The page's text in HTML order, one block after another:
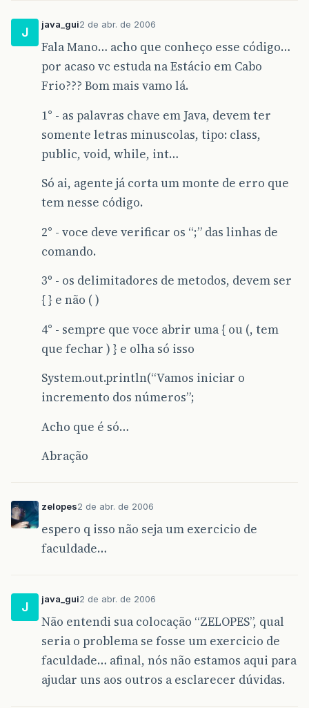
J
java_gui2 de abr. de 2006
Fala Mano… acho que conheço esse código…
por acaso vc estuda na Estácio em Cabo
Frio??? Bom mais vamo lá.
1° - as palavras chave em Java, devem ter
somente letras minuscolas, tipo: class,
public, void, while, int…
Só ai, agente já corta um monte de erro que
tem nesse código.
2° - voce deve verificar os “;” das linhas de
comando.
3º - os delimitadores de metodos, devem ser
{ } e não ( )
4° - sempre que voce abrir uma { ou (, tem
que fechar ) } e olha só isso
System.out.println(“Vamos iniciar o
incremento dos números”;
Acho que é só…
Abração
zelopes2 de abr. de 2006
espero q isso não seja um exercicio de
faculdade…
J
java_gui2 de abr. de 2006
Não entendi sua colocação “ZELOPES”, qual
seria o problema se fosse um exercicio de
faculdade… afinal, nós não estamos aqui para
ajudar uns aos outros a esclarecer dúvidas.